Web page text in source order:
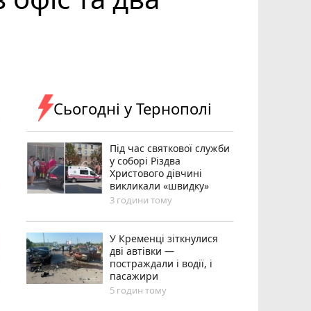
Сьогодні у Тернополі
Під час святкової служби
у соборі Різдва
Христового дівчині
викликали «швидку»
3 години тому
У Кременці зіткнулися
дві автівки —
постраждали і водії, і
пасажири
5 годин тому